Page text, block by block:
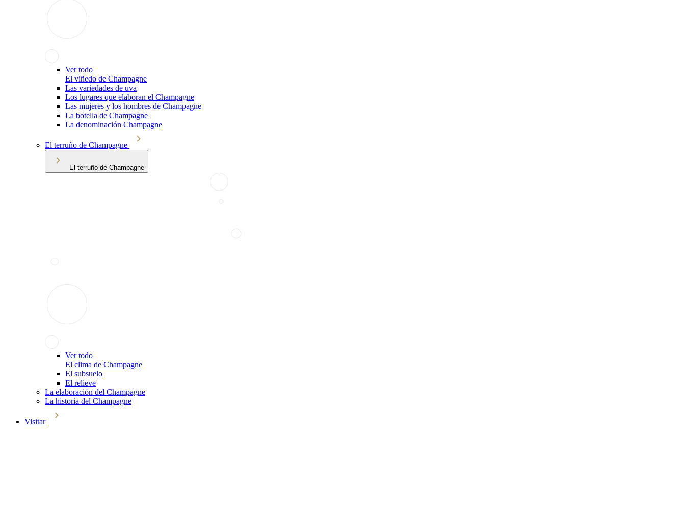
Ver todo
El viñedo de Champagne
Las variedades de uva
Los lugares que elaboran el Champagne
Las mujeres y los hombres de Champagne
La botella de Champagne
La denominación Champagne
El terruño de Champagne
El terruño de Champagne
Ver todo
El clima de Champagne
El subsuelo
El relieve
La elaboración del Champagne
La historia del Champagne
Visitar